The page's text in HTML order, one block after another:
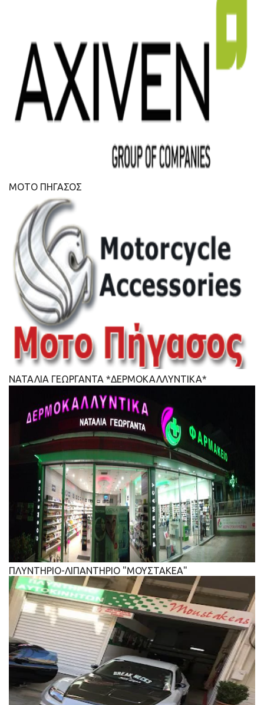
ΜΟΤΟ ΠΗΓΑΣΟΣ
ΝΑΤΑΛΙΑ ΓΕΩΡΓΑΝΤΑ *ΔΕΡΜΟΚΑΛΛΥΝΤΙΚΑ*
ΠΛΥΝΤΗΡΙΟ-ΛΙΠΑΝΤΗΡΙΟ "ΜΟΥΣΤΑΚΕΑ"